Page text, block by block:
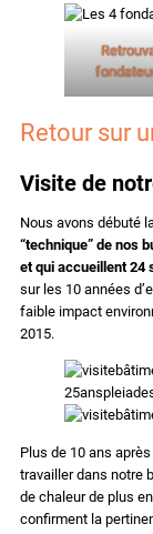
Retour sur
Visite de
Nous avons débuté
“technique” de nos
et qui accueillent 24
sur les 10 années
faible impact
2015.
Plus de 10 ans
travailler dans notre
de chaleur de plus
confirment la